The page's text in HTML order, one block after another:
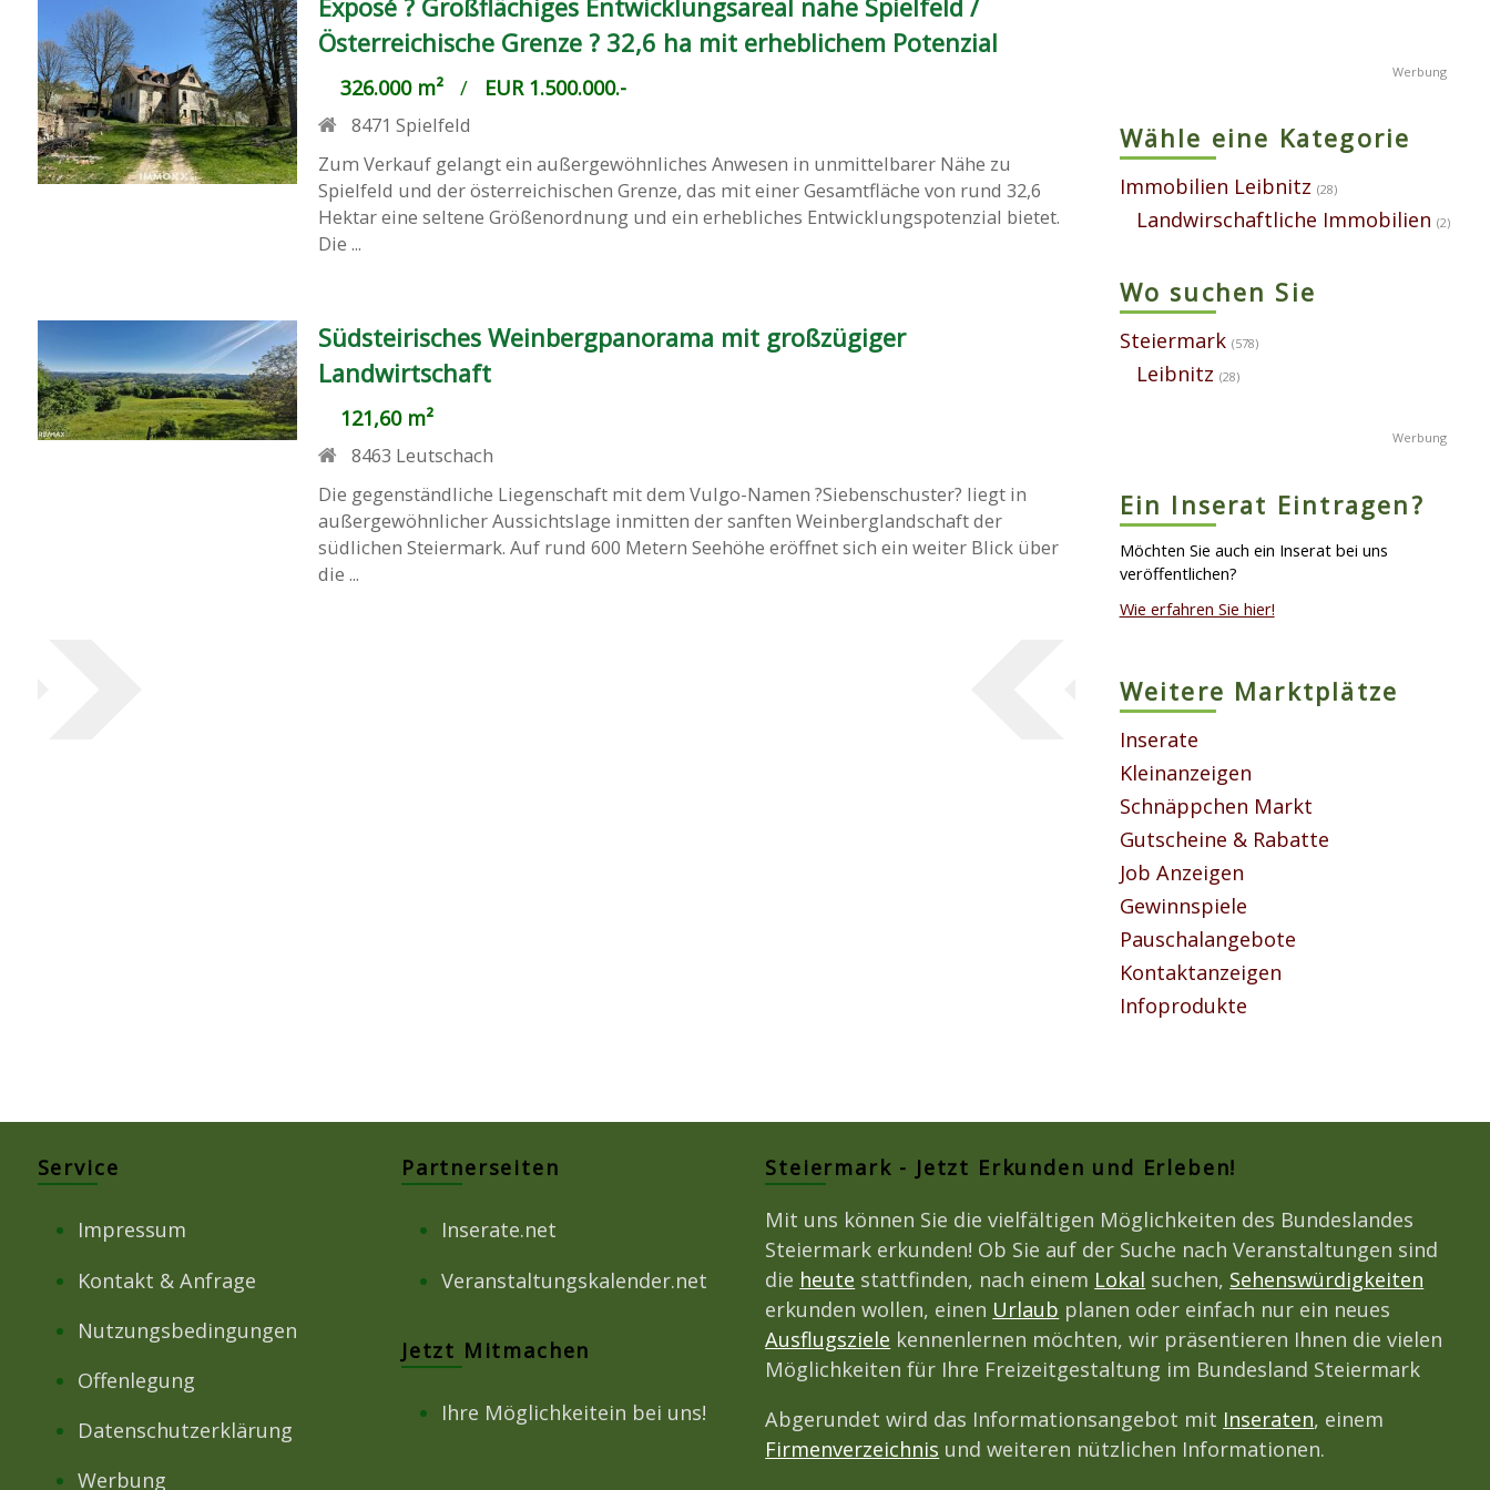
Exposé ? Großflächiges Entwicklungsareal nahe Spielfeld /
Österreichische Grenze ? 32,6 ha mit erheblichem Potenzial
326.000 m²/ EUR 1.500.000.-
8471 Spielfeld
Zum Verkauf gelangt ein außergewöhnliches Anwesen in unmittelbarer Nähe zu
Spielfeld und der österreichischen Grenze, das mit einer Gesamtfläche von rund 32,6
Hektar eine seltene Größenordnung und ein erhebliches Entwicklungspotenzial bietet.
Die ...
Südsteirisches Weinbergpanorama mit großzügiger
Landwirtschaft
121,60 m²
8463 Leutschach
Die gegenständliche Liegenschaft mit dem Vulgo-Namen ?Siebenschuster? liegt in
außergewöhnlicher Aussichtslage inmitten der sanften Weinberglandschaft der
südlichen Steiermark. Auf rund 600 Metern Seehöhe eröffnet sich ein weiter Blick über
die ...
Wähle eine Kategorie
Immobilien Leibnitz (28)
Landwirschaftliche Immobilien (2)
Wo suchen Sie
Steiermark (578)
Leibnitz (28)
Ein Inserat Eintragen?
Möchten Sie auch ein Inserat bei uns
veröffentlichen?
Wie erfahren Sie hier!
Weitere Marktplätze
Inserate
Kleinanzeigen
Schnäppchen Markt
Gutscheine & Rabatte
Job Anzeigen
Gewinnspiele
Pauschalangebote
Kontaktanzeigen
Infoprodukte
Service
Impressum
Kontakt & Anfrage
Nutzungsbedingungen
Offenlegung
Datenschutzerklärung
Werbung
Partnerseiten
Inserate.net
Veranstaltungskalender.net
Jetzt Mitmachen
Ihre Möglichkeitein bei uns!
Steiermark - Jetzt Erkunden und Erleben!
Mit uns können Sie die vielfältigen Möglichkeiten des Bundeslandes
Steiermark erkunden! Ob Sie auf der Suche nach Veranstaltungen sind
die heute stattfinden, nach einem Lokal suchen, Sehenswürdigkeiten
erkunden wollen, einen Urlaub planen oder einfach nur ein neues
Ausflugsziele kennenlernen möchten, wir präsentieren Ihnen die vielen
Möglichkeiten für Ihre Freizeitgestaltung im Bundesland Steiermark
Abgerundet wird das Informationsangebot mit Inseraten, einem
Firmenverzeichnis und weiteren nützlichen Informationen.